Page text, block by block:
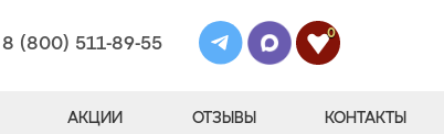
8 (800) 511-89-55
0
АКЦИИ ОТЗЫВЫ КОНТАКТЫ